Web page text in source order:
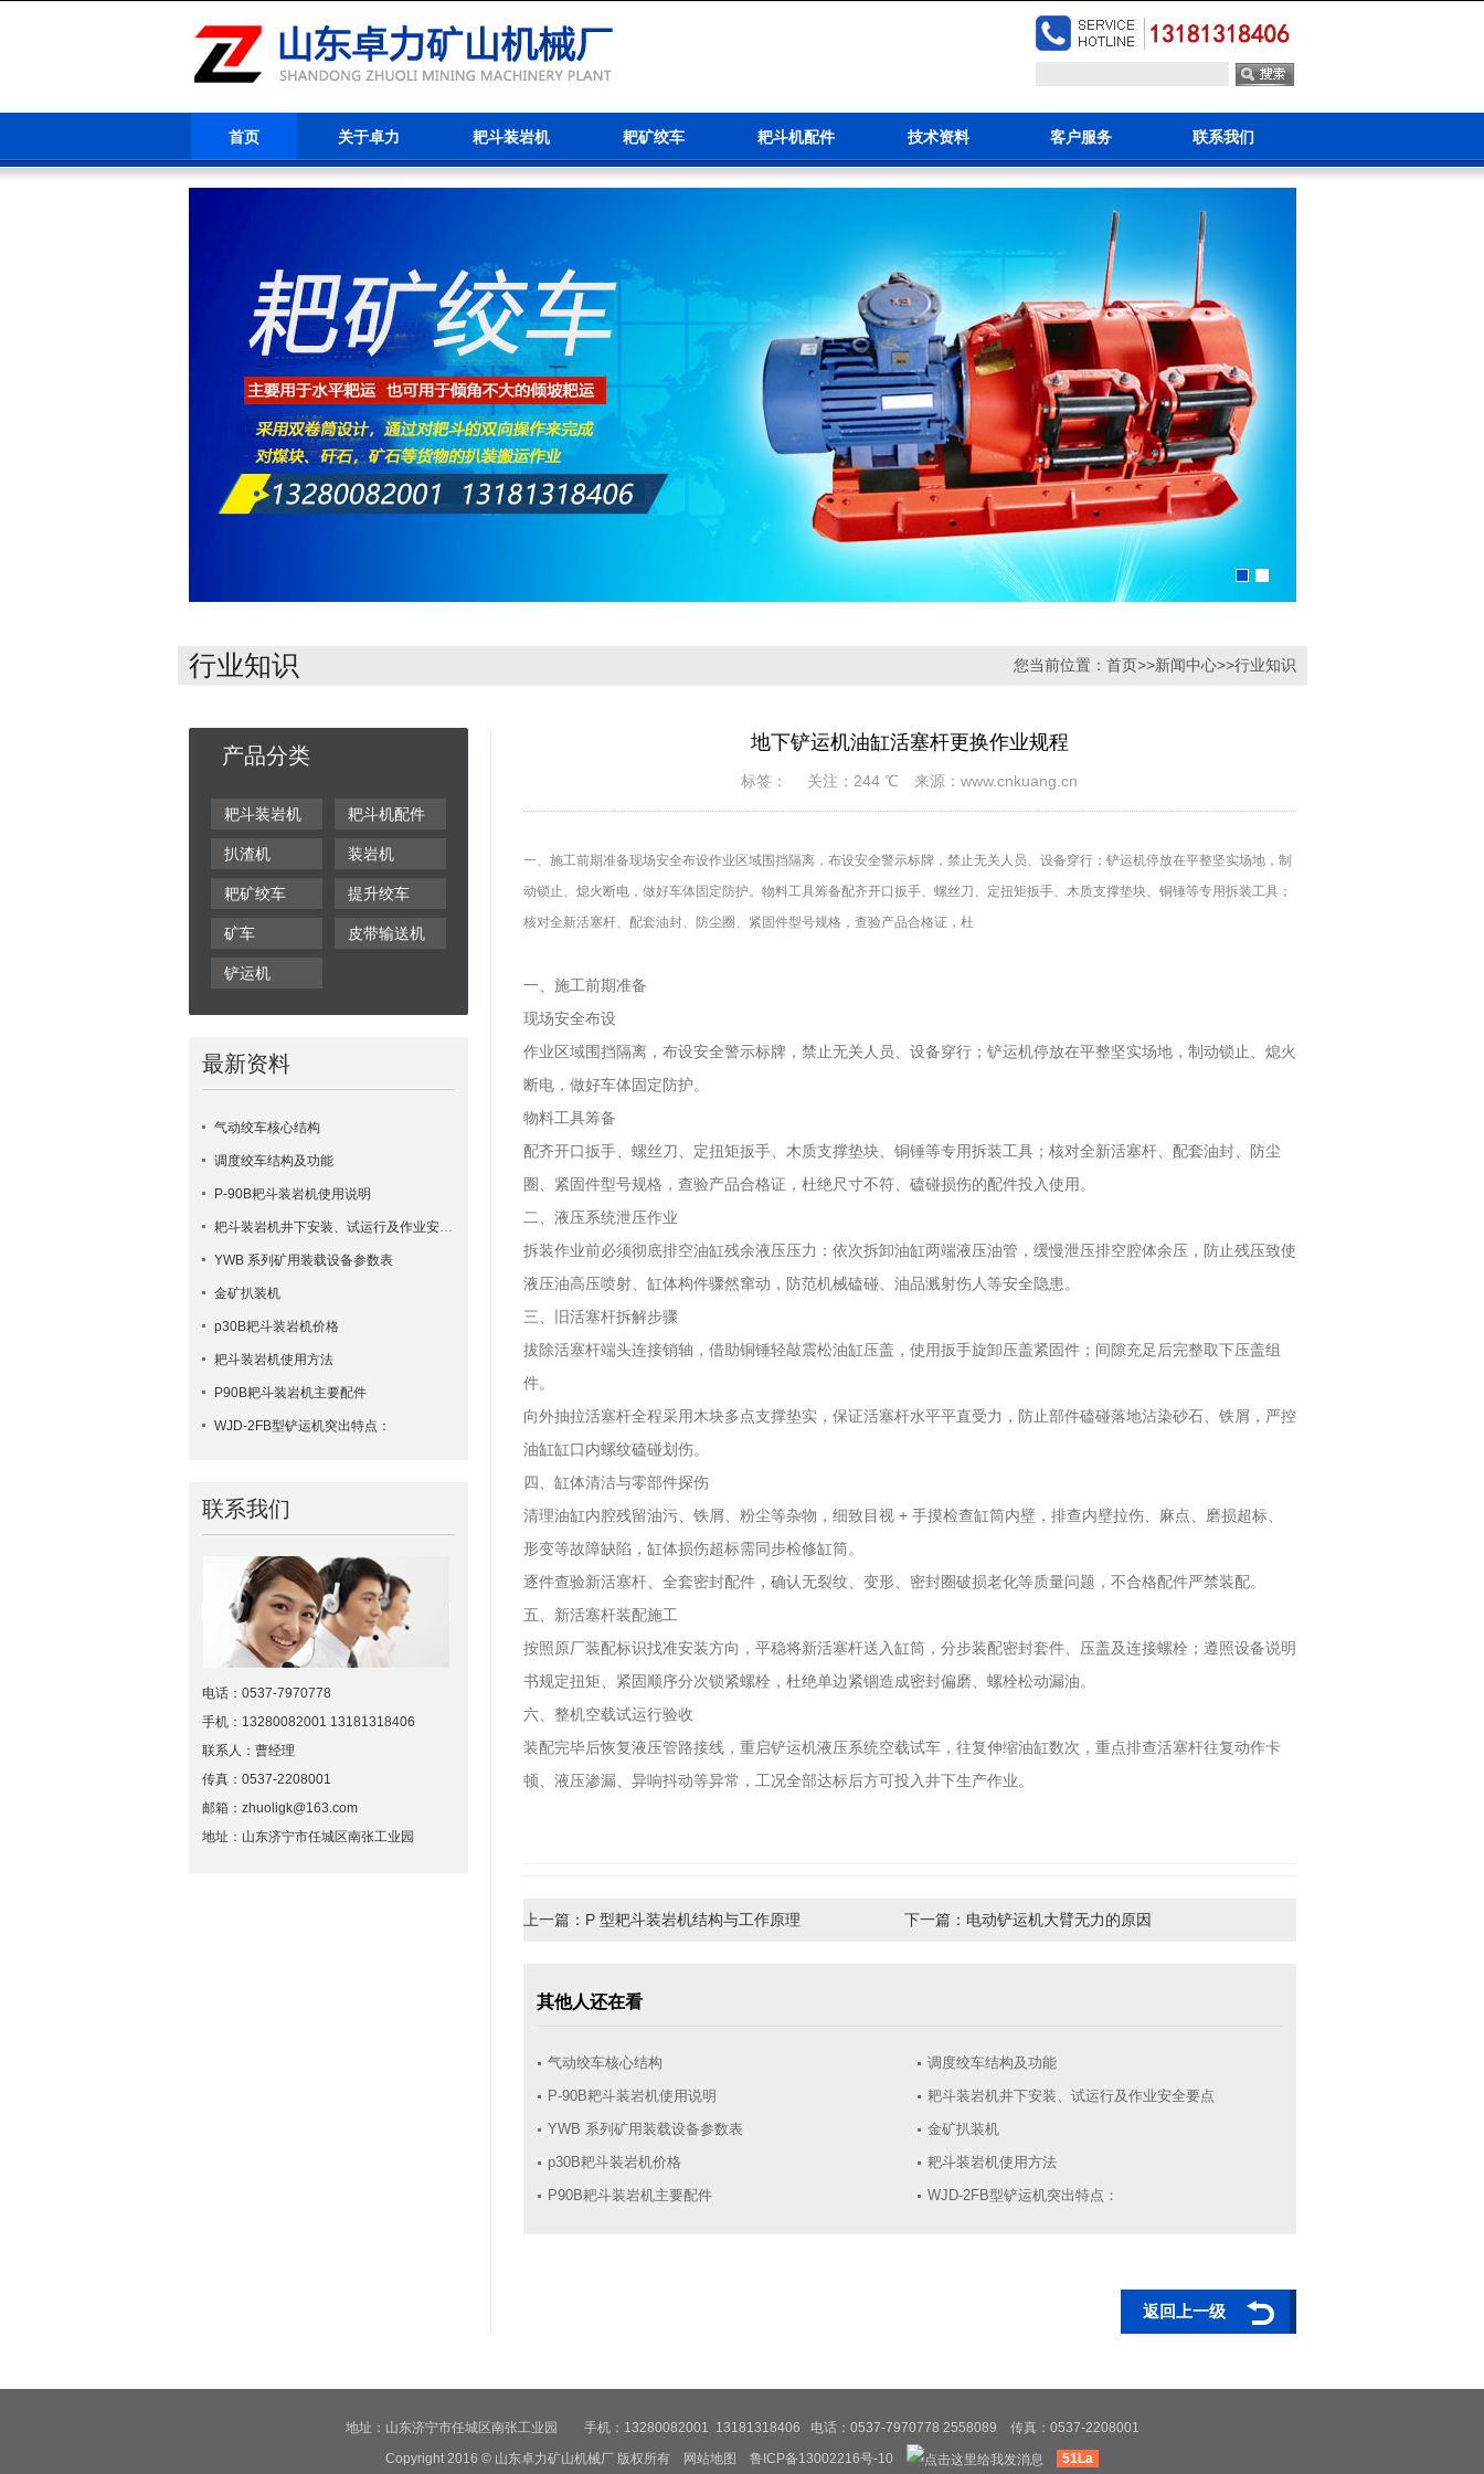
首页 关于卓力 耙斗装岩机 耙矿绞车 耙斗机配件 技术资料 客户服务 联系我们
您当前位置： 首页>>新闻中心>>行业知识
行业知识
产品分类
耙斗装岩机 耙斗机配件
扒渣机 装岩机
耙矿绞车 提升绞车
矿车 皮带输送机
铲运机
最新资料
气动绞车核心结构
调度绞车结构及功能
P-90B耙斗装岩机使用说明
耙斗装岩机井下安装、试运行及作业安全要点
YWB 系列矿用装载设备参数表
金矿扒装机
p30B耙斗装岩机价格
耙斗装岩机使用方法
​P90B耙斗装岩机主要配件
WJD-2FB型铲运机突出特点：
联系我们
电话：0537-7970778
手机：13280082001 13181318406
联系人：曹经理
传真：0537-2208001
邮箱：zhuoligk@163.com
地址：山东济宁市任城区南张工业园
地下铲运机油缸活塞杆更换作业规程
标签： 关注：244 ℃ 来源：www.cnkuang.cn
一、施工前期准备现场安全布设作业区域围挡隔离，布设安全警示标牌，禁止无关人员、设备穿行；铲运机停放在平整坚实场地，制
动锁止、熄火断电，做好车体固定防护。物料工具筹备配齐开口扳手、螺丝刀、定扭矩扳手、木质支撑垫块、铜锤等专用拆装工具；
核对全新活塞杆、配套油封、防尘圈、紧固件型号规格，查验产品合格证，杜
一、施工前期准备
现场安全布设
作业区域围挡隔离，布设安全警示标牌，禁止无关人员、设备穿行；铲运机停放在平整坚实场地，制动锁止、熄火
断电，做好车体固定防护。
物料工具筹备
配齐开口扳手、螺丝刀、定扭矩扳手、木质支撑垫块、铜锤等专用拆装工具；核对全新活塞杆、配套油封、防尘
圈、紧固件型号规格，查验产品合格证，杜绝尺寸不符、磕碰损伤的配件投入使用。
二、液压系统泄压作业
拆装作业前必须彻底排空油缸残余液压压力：依次拆卸油缸两端液压油管，缓慢泄压排空腔体余压，防止残压致使
液压油高压喷射、缸体构件骤然窜动，防范机械磕碰、油品溅射伤人等安全隐患。
三、旧活塞杆拆解步骤
拔除活塞杆端头连接销轴，借助铜锤轻敲震松油缸压盖，使用扳手旋卸压盖紧固件；间隙充足后完整取下压盖组
件。
向外抽拉活塞杆全程采用木块多点支撑垫实，保证活塞杆水平平直受力，防止部件磕碰落地沾染砂石、铁屑，严控
油缸缸口内螺纹磕碰划伤。
四、缸体清洁与零部件探伤
清理油缸内腔残留油污、铁屑、粉尘等杂物，细致目视 + 手摸检查缸筒内壁，排查内壁拉伤、麻点、磨损超标、
形变等故障缺陷，缸体损伤超标需同步检修缸筒。
逐件查验新活塞杆、全套密封配件，确认无裂纹、变形、密封圈破损老化等质量问题，不合格配件严禁装配。
五、新活塞杆装配施工
按照原厂装配标识找准安装方向，平稳将新活塞杆送入缸筒，分步装配密封套件、压盖及连接螺栓；遵照设备说明
书规定扭矩、紧固顺序分次锁紧螺栓，杜绝单边紧锢造成密封偏磨、螺栓松动漏油。
六、整机空载试运行验收
装配完毕后恢复液压管路接线，重启铲运机液压系统空载试车，往复伸缩油缸数次，重点排查活塞杆往复动作卡
顿、液压渗漏、异响抖动等异常，工况全部达标后方可投入井下生产作业。
上一篇： P 型耙斗装岩机结构与工作原理 下一篇： 电动铲运机大臂无力的原因
其他人还在看
气动绞车核心结构
调度绞车结构及功能
P-90B耙斗装岩机使用说明
耙斗装岩机井下安装、试运行及作业安全要点
YWB 系列矿用装载设备参数表
金矿扒装机
p30B耙斗装岩机价格
耙斗装岩机使用方法
​P90B耙斗装岩机主要配件
WJD-2FB型铲运机突出特点：
返回上一级
地址：山东济宁市任城区南张工业园 手机：13280082001 13181318406 电话：0537-7970778 2558089 传真：0537-2208001
Copyright 2016 © 山东卓力矿山机械厂 版权所有 网站地图 鲁ICP备13002216号-10 51La